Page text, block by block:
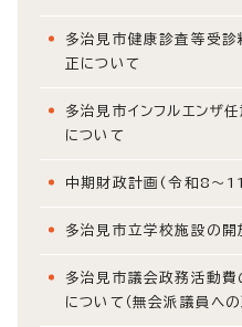
多治見市健康診査等受
正について
多治見市インフルエンザ
について
中期財政計画(令和8～
多治見市立学校施設の開
多治見市議会政務活動費
について（無会派議員へ